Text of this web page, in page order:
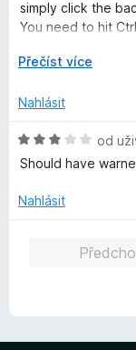
5
n
3
5
simply click the
You need to hit
R
z
a
t
Přečíst více
Nahlásit
H
o
n
od
Should have
Nahlásit